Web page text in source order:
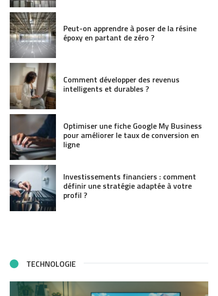
Peut-on apprendre à poser de la résine
époxy en partant de zéro ?
Comment développer des revenus
intelligents et durables ?
Optimiser une fiche Google My Business
pour améliorer le taux de conversion en
ligne
Investissements financiers : comment
définir une stratégie adaptée à votre
profil ?
TECHNOLOGIE